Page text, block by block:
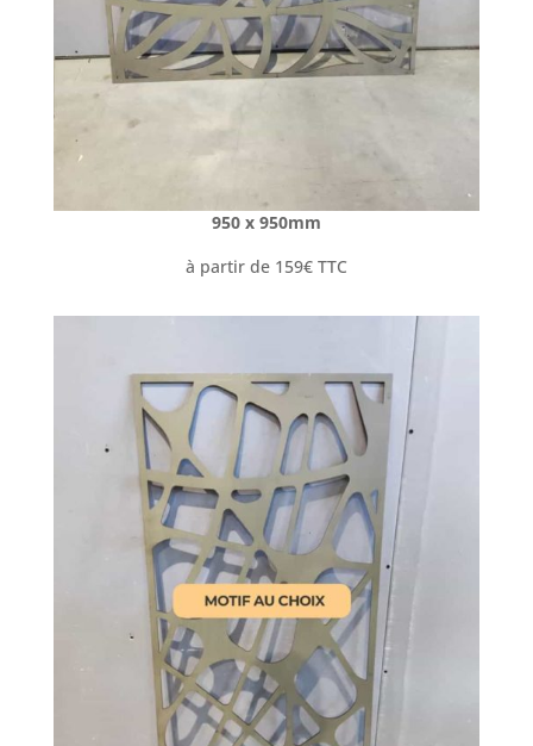
950 x 950mm
à partir de 159€ TTC